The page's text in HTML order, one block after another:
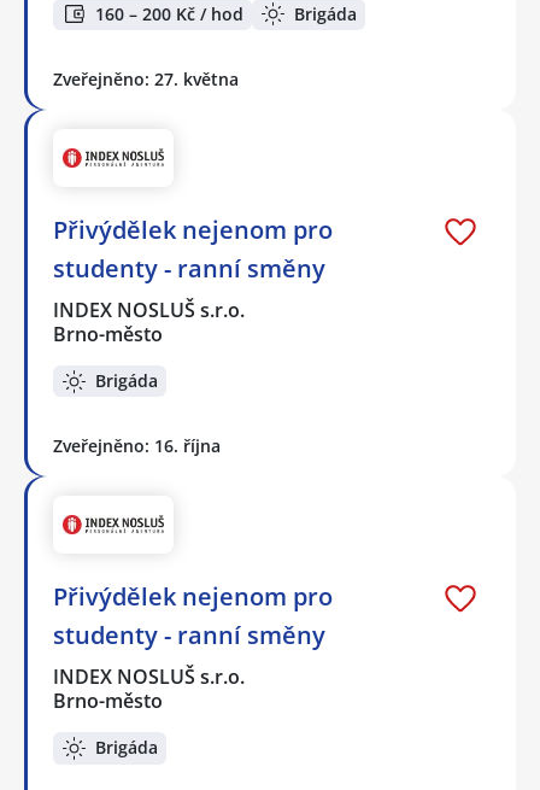
160 – 200 Kč / hod Brigáda
Zveřejněno: 27. května
Přivýdělek nejenom pro
studenty - ranní směny
INDEX NOSLUŠ s.r.o.
Brno-město
Brigáda
Zveřejněno: 16. října
Přivýdělek nejenom pro
studenty - ranní směny
INDEX NOSLUŠ s.r.o.
Brno-město
Brigáda